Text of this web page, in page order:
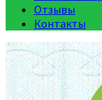
Отзывы
Контакты